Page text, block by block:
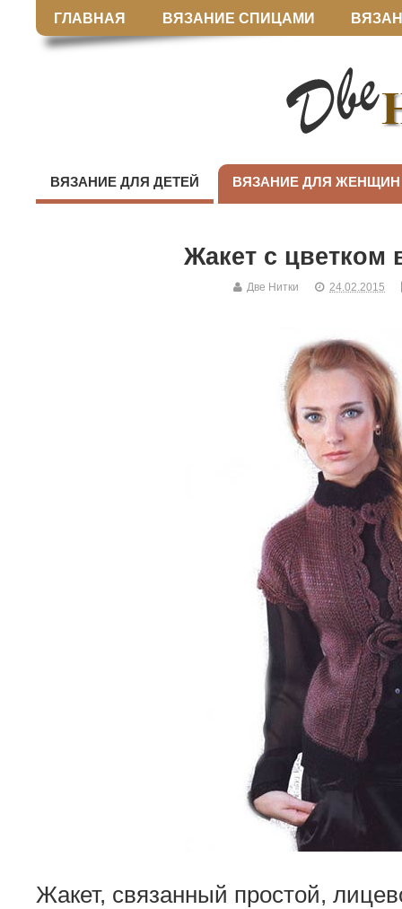
ГЛАВНАЯ ВЯЗАНИЕ СПИЦАМИ
ВЯЗАНИЕ ДЛЯ ДЕТЕЙ ВЯЗАНИЕ ДЛЯ ЖЕНЩИН
Жакет с цветком
Две Нитки 24.02.2015
Жакет, связанный простой,